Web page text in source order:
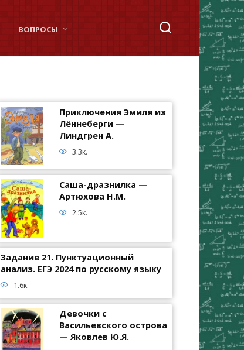
ВОПРОСЫ
Приключения Эмиля из
Лённеберги —
Линдгрен А.
3.3к.
Саша-дразнилка —
Артюхова Н.М.
2.5к.
Задание 21. Пунктуационный
анализ. ЕГЭ 2024 по русскому языку
1.6к.
Девочки с
Васильевского острова
— Яковлев Ю.Я.